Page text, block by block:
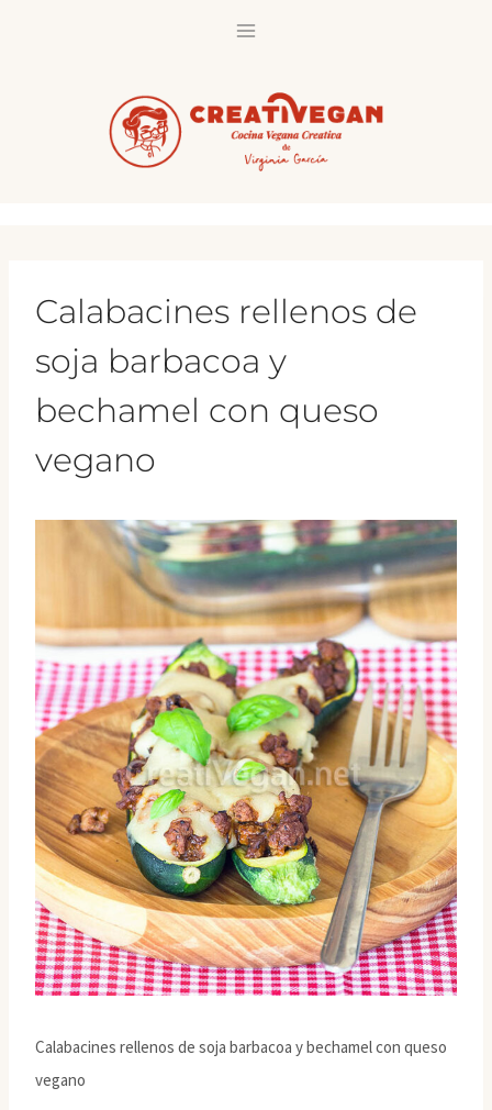
Calabacines rellenos de
soja barbacoa y
bechamel con queso
vegano
Calabacines rellenos de soja barbacoa y bechamel con queso
vegano